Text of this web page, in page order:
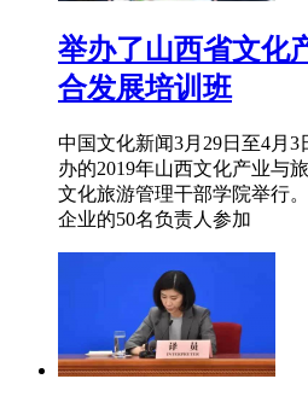
举办了山西省文化
合发展培训班
中国文化新闻3月29日至4月
办的2019年山西文化产业与
文化旅游管理干部学院举行
企业的50名负责人参加